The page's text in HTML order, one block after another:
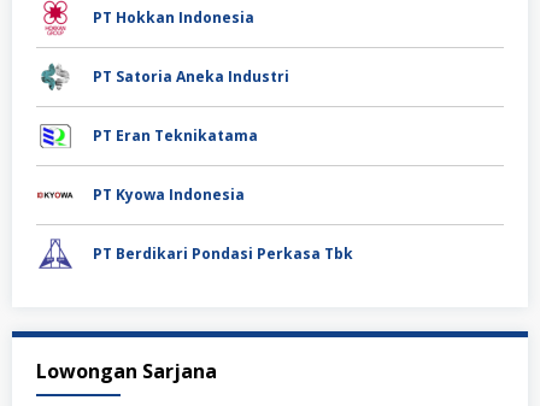
PT Hokkan Indonesia
PT Satoria Aneka Industri
PT Eran Teknikatama
PT Kyowa Indonesia
PT Berdikari Pondasi Perkasa Tbk
Lowongan Sarjana